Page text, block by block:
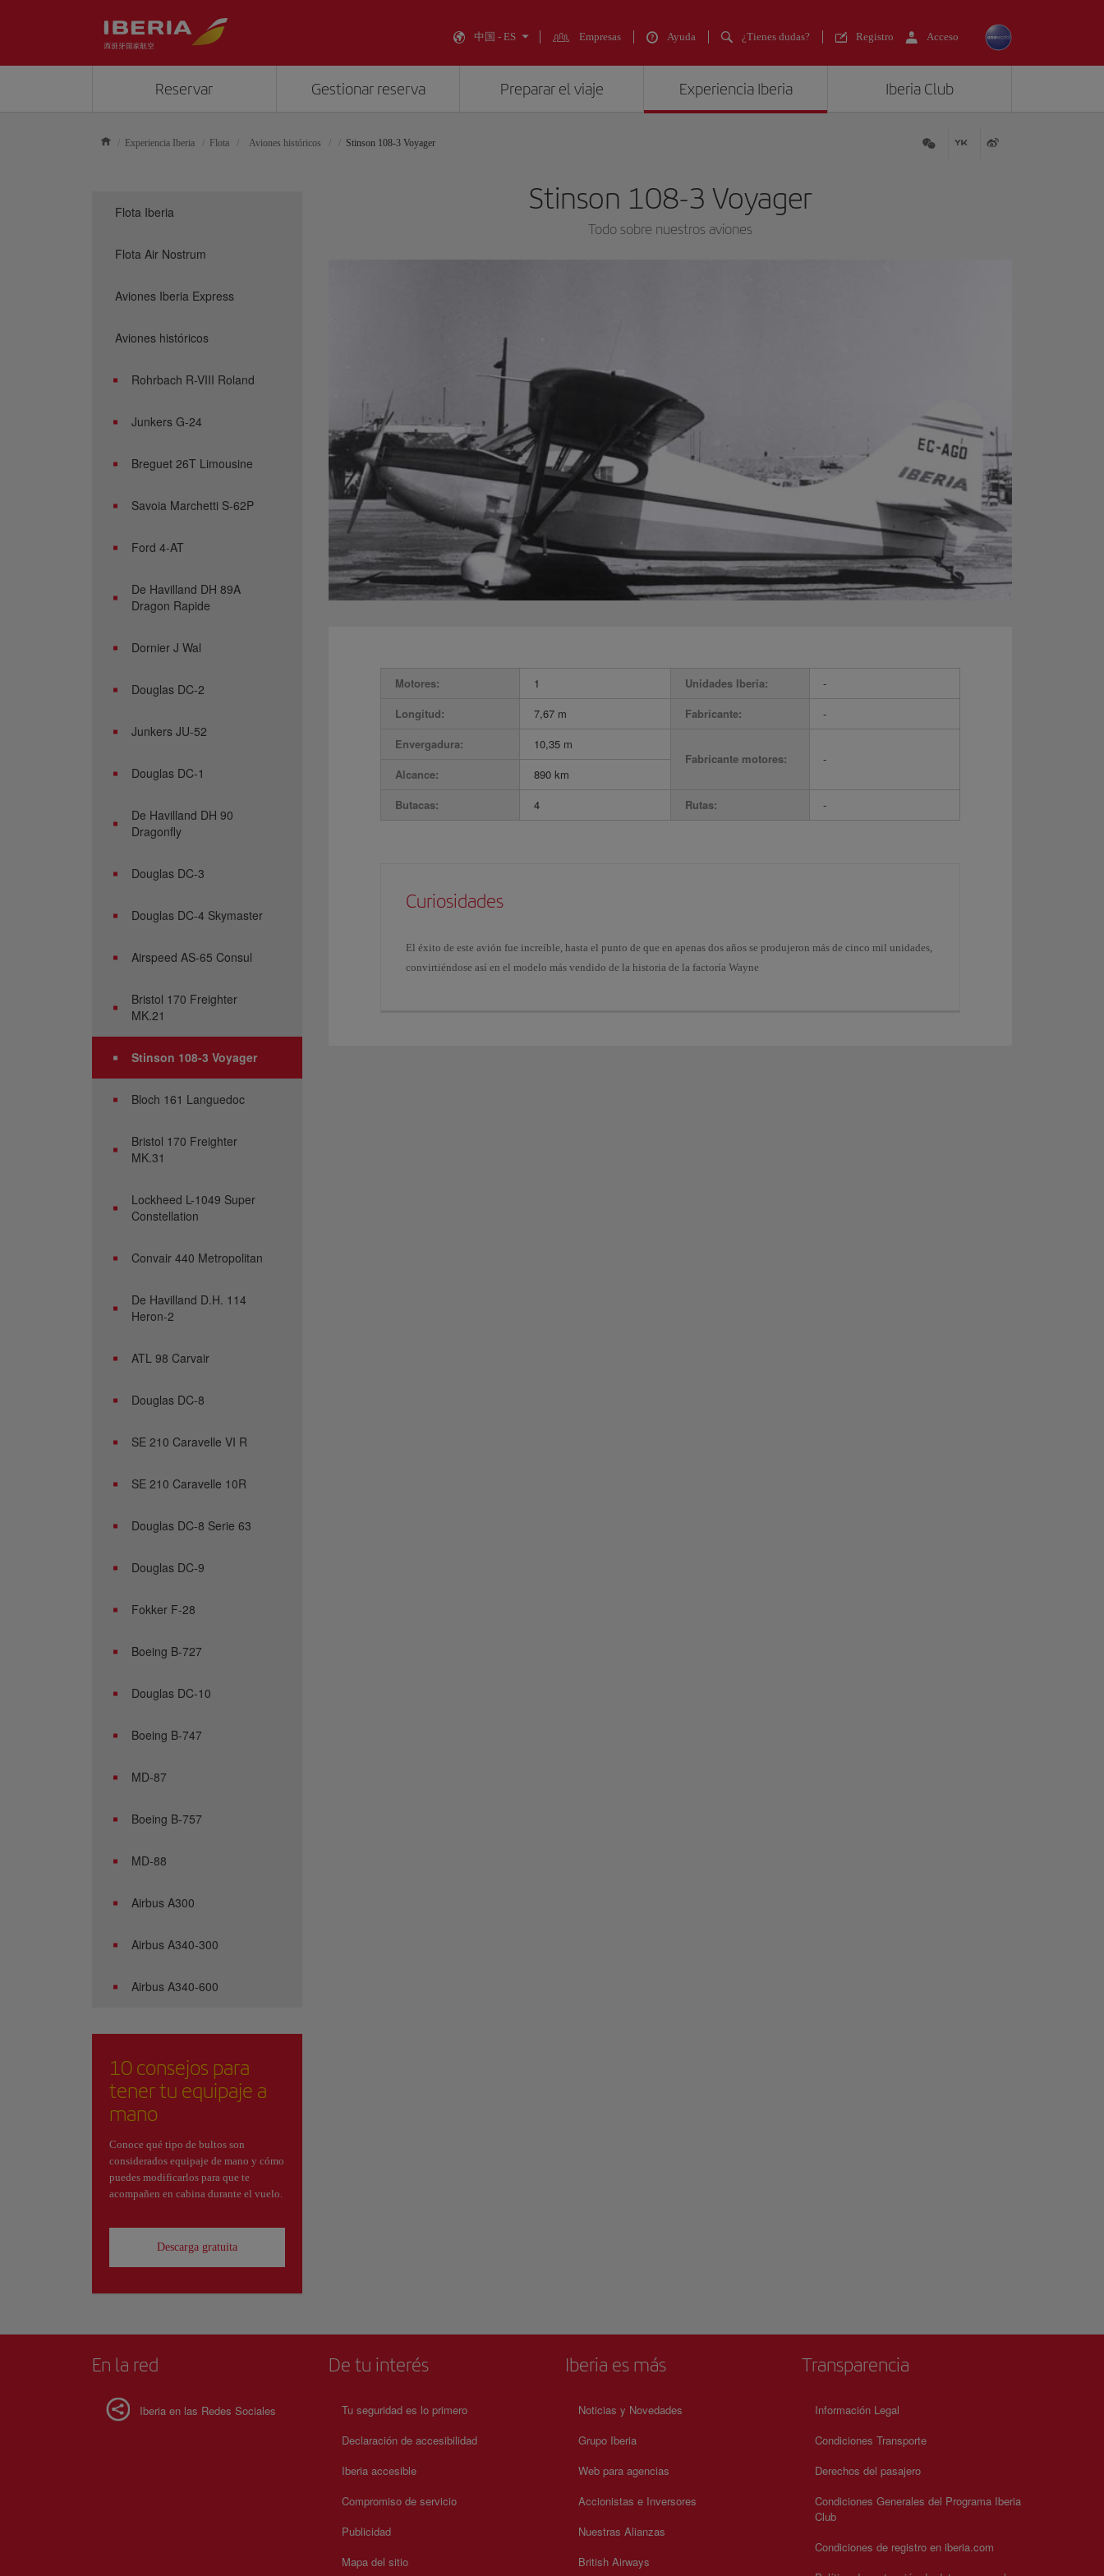
中国 - ES Empresas Ayuda ¿Tienes dudas? Registro Acceso
Reservar Gestionar reserva Preparar el viaje Experiencia Iberia Iberia Club
Experiencia Iberia Flota Aviones históricos Stinson 108-3 Voyager
Stinson 108-3 Voyager
Todo sobre nuestros aviones
Motores: 1 Unidades Iberia:
-
Longitud:
7,67 m Fabricante:
-
Envergadura:
10,35 m
Fabricante motores:
-
Alcance:
890 km
Butacas:
4 Rutas: -
Curiosidades
El éxito de este avión fue increíble, hasta el punto de que en apenas dos años se produjeron más de cinco mil unidades,
convirtiéndose así en el modelo más vendido de la historia de la factoría Wayne
Flota Iberia
Flota Air Nostrum
Aviones Iberia Express
Aviones históricos
Rohrbach R-VIII Roland
Junkers G-24
Breguet 26T Limousine
Savoia Marchetti S-62P
Ford 4-AT
De Havilland DH 89A
Dragon Rapide
Dornier J Wal
Douglas DC-2
Junkers JU-52
Douglas DC-1
De Havilland DH 90
Dragonfly
Douglas DC-3
Douglas DC-4 Skymaster
Airspeed AS-65 Consul
Bristol 170 Freighter
MK.21
Stinson 108-3 Voyager
Bloch 161 Languedoc
Bristol 170 Freighter
MK.31
Lockheed L-1049 Super
Constellation
Convair 440 Metropolitan
De Havilland D.H. 114
Heron-2
ATL 98 Carvair
Douglas DC-8
SE 210 Caravelle VI R
SE 210 Caravelle 10R
Douglas DC-8 Serie 63
Douglas DC-9
Fokker F-28
Boeing B-727
Douglas DC-10
Boeing B-747
MD-87
Boeing B-757
MD-88
Airbus A300
Airbus A340-300
Airbus A340-600
10 consejos para
tener tu equipaje a
mano
Conoce qué tipo de bultos son
considerados equipaje de mano y cómo
puedes modificarlos para que te
acompañen en cabina durante el vuelo.
Descarga gratuita
En la red
Iberia en las Redes Sociales
De tu interés
Tu seguridad es lo primero
Declaración de accesibilidad
Iberia accesible
Compromiso de servicio
Publicidad
Mapa del sitio
Iberia es más
Noticias y Novedades
Grupo Iberia
Web para agencias
Accionistas e Inversores
Nuestras Alianzas
British Airways
Transparencia
Información Legal
Condiciones Transporte
Derechos del pasajero
Condiciones Generales del Programa Iberia
Club
Condiciones de registro en iberia.com